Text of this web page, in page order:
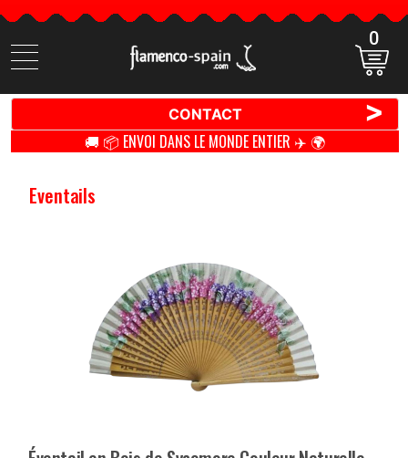
Cherchez
des
0
CONTACT >
🚚 📦 ENVOI DANS LE MONDE ENTIER ✈️ 🌍
Eventails